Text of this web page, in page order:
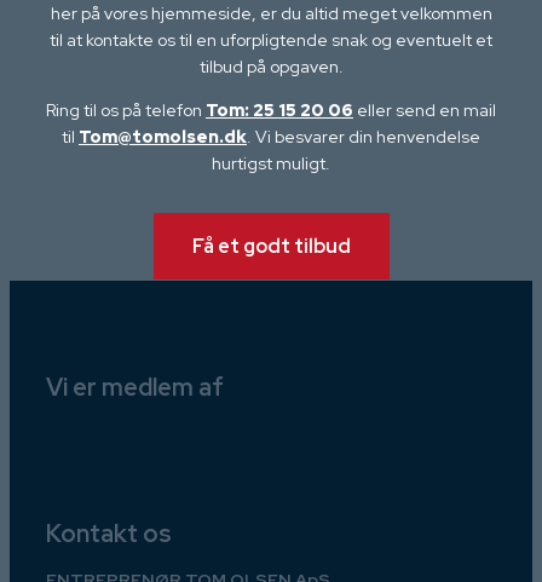
her på vores hjemmeside, er du altid meget velkommen
til at kontakte os til en uforpligtende snak og eventuelt et
tilbud på opgaven.
Ring til os på telefon Tom: 25 15 20 06 eller send en mail
til Tom@tomolsen.dk. Vi besvarer din henvendelse
hurtigst muligt.
Få et godt tilbud
Vi er medlem af
Kontakt os